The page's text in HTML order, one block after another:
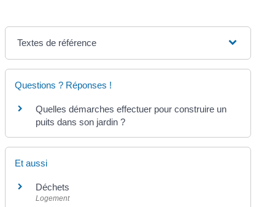
Textes de référence
Questions ? Réponses !
Quelles démarches effectuer pour construire un
puits dans son jardin ?
Et aussi
Déchets
Logement